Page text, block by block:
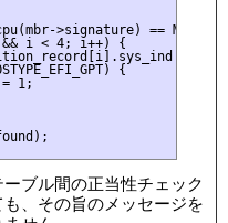
>signature) ==
i < 4; i++) {
==
{
1;
ブル間の正当性チェック
、その旨のメッセージを